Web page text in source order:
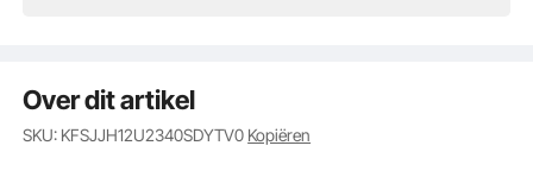
Over dit artikel
SKU: KFSJJH12U2340SDYTV0 Kopiëren